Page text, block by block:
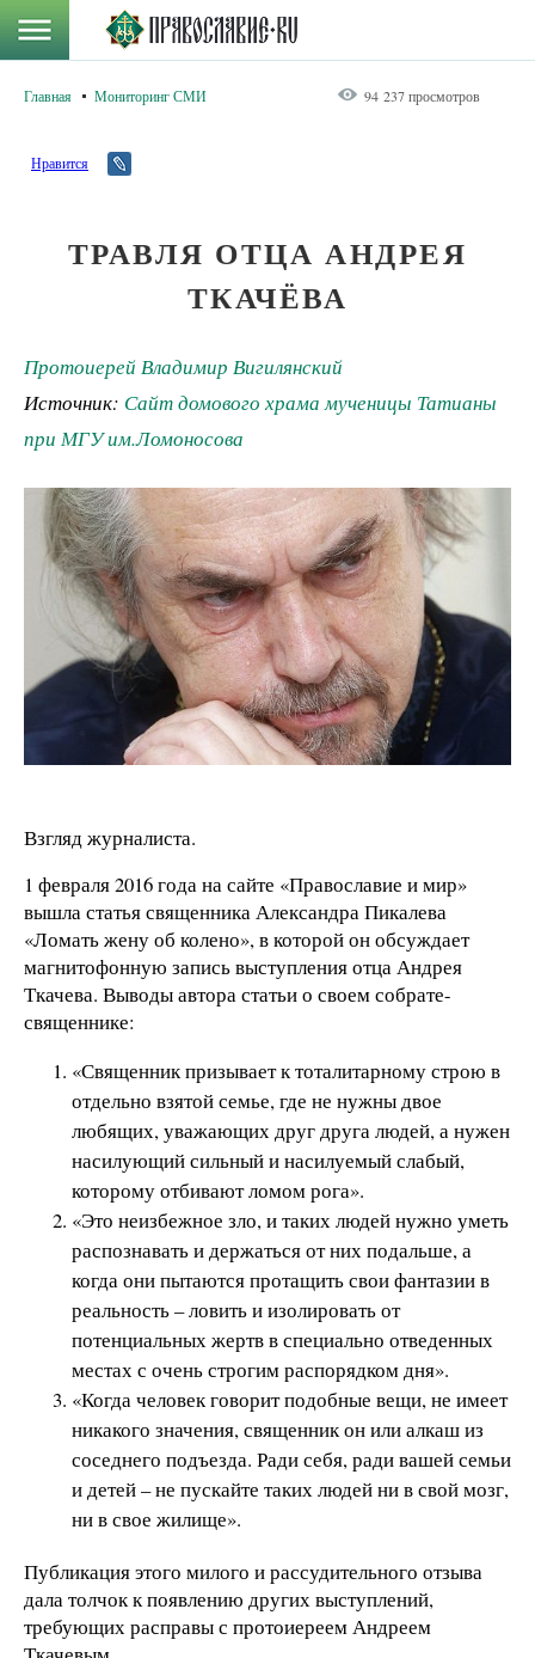
Главная Мониторинг СМИ 94 237 просмотров
Нравится
ТРАВЛЯ ОТЦА АНДРЕЯ
ТКАЧЁВА
Протоиерей Владимир Вигилянский
Источник: Сайт домового храма мученицы Татианы
при МГУ им.Ломоносова
Взгляд журналиста.
1 февраля 2016 года на сайте «Православие и мир»
вышла статья священника Александра Пикалева
«Ломать жену об колено», в которой он обсуждает
магнитофонную запись выступления отца Андрея
Ткачева. Выводы автора статьи о своем собрате-
священнике:
«Священник призывает к тоталитарному строю в
отдельно взятой семье, где не нужны двое
любящих, уважающих друг друга людей, а нужен
насилующий сильный и насилуемый слабый,
которому отбивают ломом рога».
«Это неизбежное зло, и таких людей нужно уметь
распознавать и держаться от них подальше, а
когда они пытаются протащить свои фантазии в
реальность – ловить и изолировать от
потенциальных жертв в специально отведенных
местах с очень строгим распорядком дня».
«Когда человек говорит подобные вещи, не имеет
никакого значения, священник он или алкаш из
соседнего подъезда. Ради себя, ради вашей семьи
и детей – не пускайте таких людей ни в свой мозг,
ни в свое жилище».
Публикация этого милого и рассудительного отзыва
дала толчок к появлению других выступлений,
требующих расправы с протоиереем Андреем